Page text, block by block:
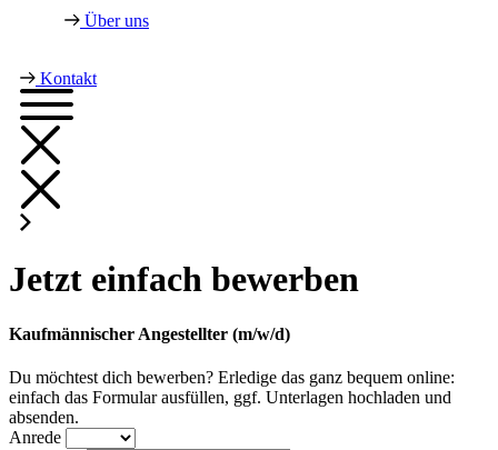
Über uns
Kontakt
Jetzt einfach bewerben
Kaufmännischer Angestellter (m/w/d)
Du möchtest dich bewerben? Erledige das ganz bequem online:
einfach das Formular ausfüllen, ggf. Unterlagen hochladen und
absenden.
Anrede